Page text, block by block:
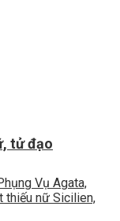
tử đạo
Vụ Agata,
thiếu nữ Sicilien,